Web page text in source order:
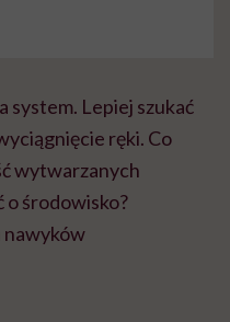
system. Lepiej szukać
ręki. Co
wytwarzanych
o środowisko?